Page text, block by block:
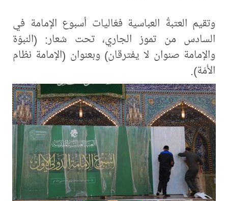
وتقيم العتبةُ العباسية فعّاليات أسبوع الإمامة في
السادس من تموز الجاري، تحت شعار: (النبوّة
والإمامة صنوان لا يفترقان) وبعنوان (الإمامة نظام
الأُمّة).